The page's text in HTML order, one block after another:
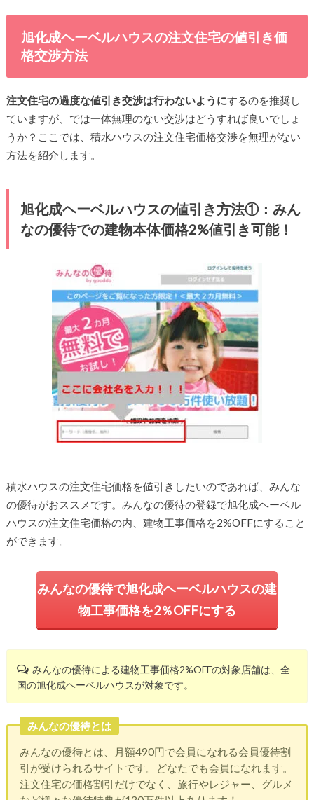
旭化成ヘーベルハウスの注文住宅の値引き価
格交渉方法
注文住宅の過度な値引き交渉は行わないようにするのを推奨し
ていますが、では一体無理のない交渉はどうすれば良いでしょ
うか？ここでは、積水ハウスの注文住宅価格交渉を無理がない
方法を紹介します。
旭化成ヘーベルハウスの値引き方法①：みん
なの優待での建物本体価格2%値引き可能！
積水ハウスの注文住宅価格を値引きしたいのであれば、みんな
の優待がおススメです。みんなの優待の登録で旭化成ヘーベル
ハウスの注文住宅価格の内、建物工事価格を2%OFFにすること
ができます。
みんなの優待で旭化成ヘーベルハウスの建
物工事価格を2％OFFにする
みんなの優待による建物工事価格2%OFFの対象店舗は、全
国の旭化成ヘーベルハウスが対象です。
みんなの優待とは
みんなの優待とは、月額490円で会員になれる会員優待割
引が受けられるサイトです。どなたでも会員になれます。
注文住宅の価格割引だけでなく、旅行やレジャー、グルメ